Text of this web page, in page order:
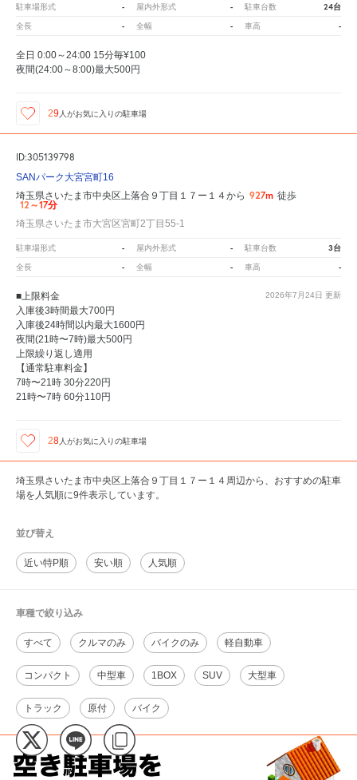
駐車場形式 - 屋内外形式 - 駐車台数 24台
全長 - 全幅 - 車高 -
全日 0:00～24:00 15分毎¥100
夜間(24:00～8:00)最大500円
29 人がお気に入りの駐車場
ID:305139798
SANパーク大宮宮町16
埼玉県さいたま市中央区上落合９丁目１７ー１４から 927m 徒歩
12～17分
埼玉県さいたま市大宮区宮町2丁目55-1
駐車場形式 - 屋内外形式 - 駐車台数 3台
全長 - 全幅 - 車高 -
2026年7月24日 更新
■上限料金
入庫後3時間最大700円
入庫後24時間以内最大1600円
夜間(21時〜7時)最大500円
上限繰り返し適用
【通常駐車料金】
7時〜21時 30分220円
21時〜7時 60分110円
28 人がお気に入りの駐車場
埼玉県さいたま市中央区上落合９丁目１７ー１４周辺から、おすすめの駐車
場を人気順に9件表示しています。
並び替え
近い特P順 安い順 人気順
車種で絞り込み
すべて クルマのみ バイクのみ 軽自動車
コンパクト 中型車 1BOX SUV 大型車
トラック 原付 バイク